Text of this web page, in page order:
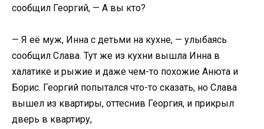
сообщил Георгий, — А вы кто?
— Я её муж, Инна с детьми на кухне, — улыбаясь
сообщил Слава. Тут же из кухни вышла Инна в
халатике и рыжие и даже чем-то похожие Анюта и
Борис. Георгий попытался что-то сказать, но Слава
вышел из квартиры, оттеснив Георгия, и прикрыл
дверь в квартиру,